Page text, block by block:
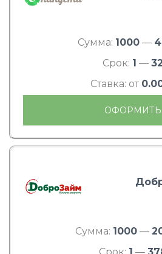
Сумма: 1000 —
Срок: 1 — 32
Ставка: от
ОФОРМИТЬ
Сумма: 1000—